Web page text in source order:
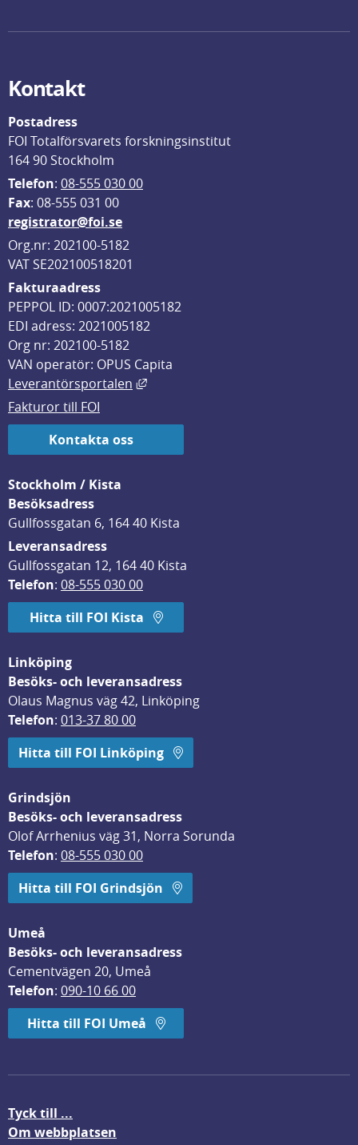
Kontakt
Postadress
FOI Totalförsvarets forskningsinstitut
164 90 Stockholm
Telefon: 08-555 030 00
Fax: 08-555 031 00
registrator@foi.se
Org.nr: 202100-5182
VAT SE202100518201
Fakturaadress
PEPPOL ID: 0007:2021005182
EDI adress: 2021005182
Org nr: 202100-5182
VAN operatör: OPUS Capita
Leverantörsportalen
Länk till annan webbplats, öppnas
Fakturor till FOI
Kontakta oss
Stockholm / Kista
Besöksadress
Gullfossgatan 6, 164 40 Kista
Leveransadress
Gullfossgatan 12, 164 40 Kista
Telefon: 08-555 030 00
Hitta till FOI Kista
Linköping
Besöks- och leveransadress
Olaus Magnus väg 42, Linköping
Telefon: 013-37 80 00
Hitta till FOI Linköping
Grindsjön
Besöks- och leveransadress
Olof Arrhenius väg 31, Norra Sorunda
Telefon: 08-555 030 00
Hitta till FOI Grindsjön
Umeå
Besöks- och leveransadress
Cementvägen 20, Umeå
Telefon: 090-10 66 00
Hitta till FOI Umeå
Tyck till ...
Om webbplatsen